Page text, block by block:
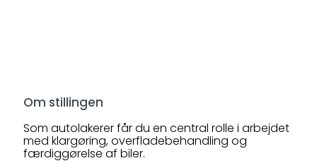
Om stillingen
Som autolakerer får du en central rolle i arbejdet
med klargøring, overfladebehandling og
færdiggørelse af biler.